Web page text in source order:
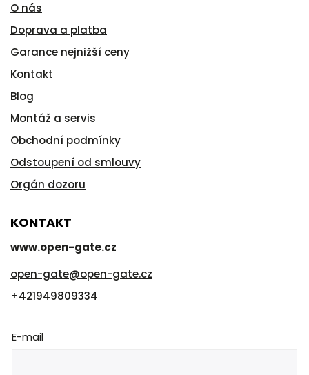
O nás
Doprava a platba
Garance nejnižší ceny
Kontakt
Blog
Montáž a servis
Obchodní podmínky
Odstoupení od smlouvy
Orgán dozoru
KONTAKT
www.open-gate.cz
open-gate@open-gate.cz
+421949809334
E-mail